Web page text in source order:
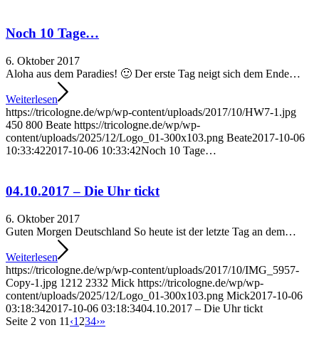
Noch 10 Tage…
6. Oktober 2017
Aloha aus dem Paradies! 🙂 Der erste Tag neigt sich dem Ende…
Weiterlesen
https://tricologne.de/wp/wp-content/uploads/2017/10/HW7-1.jpg
450 800 Beate https://tricologne.de/wp/wp-
content/uploads/2025/12/Logo_01-300x103.png Beate2017-10-06
10:33:422017-10-06 10:33:42Noch 10 Tage…
04.10.2017 – Die Uhr tickt
6. Oktober 2017
Guten Morgen Deutschland So heute ist der letzte Tag an dem…
Weiterlesen
https://tricologne.de/wp/wp-content/uploads/2017/10/IMG_5957-
Copy-1.jpg 1212 2332 Mick https://tricologne.de/wp/wp-
content/uploads/2025/12/Logo_01-300x103.png Mick2017-10-06
03:18:342017-10-06 03:18:3404.10.2017 – Die Uhr tickt
Seite 2 von 11 ‹1 234›»